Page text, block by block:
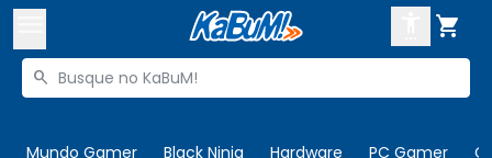

Buscar produtos

Mundo Gamer Black Ninja Hardware PC Gamer